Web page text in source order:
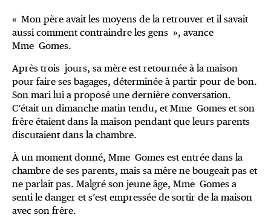
« Mon père avait les moyens de la retrouver et il savait
aussi comment contraindre les gens », avance
Mme Gomes.
Après trois jours, sa mère est retournée à la maison
pour faire ses bagages, déterminée à partir pour de bon.
Son mari lui a proposé une dernière conversation.
C’était un dimanche matin tendu, et Mme Gomes et son
frère étaient dans la maison pendant que leurs parents
discutaient dans la chambre.
À un moment donné, Mme Gomes est entrée dans la
chambre de ses parents, mais sa mère ne bougeait pas et
ne parlait pas. Malgré son jeune âge, Mme Gomes a
senti le danger et s’est empressée de sortir de la maison
avec son frère.